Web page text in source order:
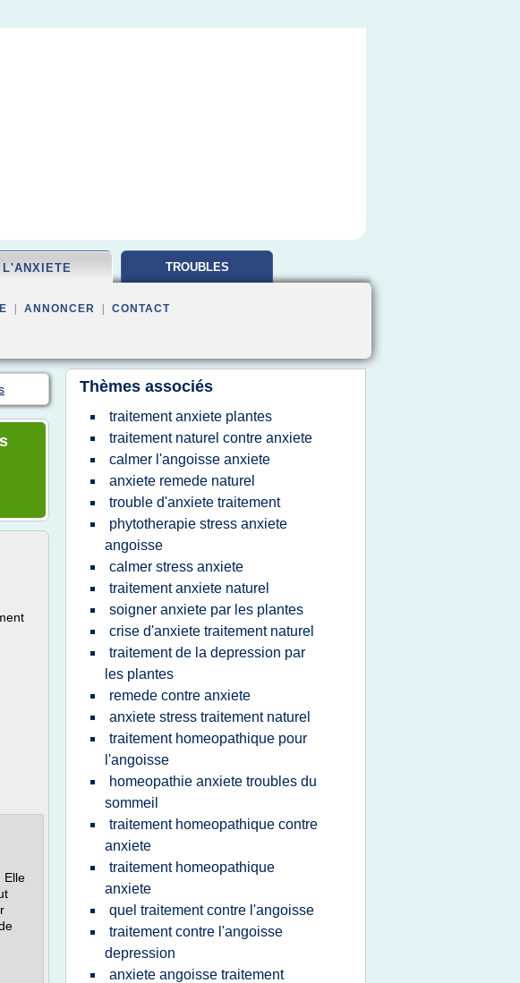
L'ANXIETE TROUBLES
ANNONCER CONTACT
Elle
Thèmes associés
traitement anxiete plantes
traitement naturel contre anxiete
calmer l'angoisse anxiete
anxiete remede naturel
trouble d'anxiete traitement
phytotherapie stress anxiete
angoisse
calmer stress anxiete
traitement anxiete naturel
soigner anxiete par les plantes
crise d'anxiete traitement naturel
traitement de la depression par
les plantes
remede contre anxiete
anxiete stress traitement naturel
traitement homeopathique pour
l'angoisse
homeopathie anxiete troubles du
sommeil
traitement homeopathique contre
anxiete
traitement homeopathique
anxiete
quel traitement contre l'angoisse
traitement contre l'angoisse
depression
anxiete angoisse traitement